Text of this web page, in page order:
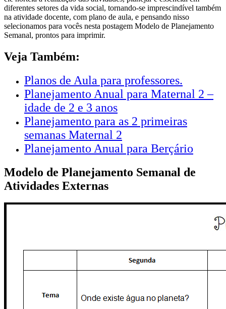
diferentes setores da vida social, tornando-se imprescindível também
na atividade docente, com plano de aula, e pensando nisso
selecionamos para vocês nesta postagem Modelo de Planejamento
Semanal, prontos para imprimir.
Veja Também:
Planos de Aula para professores.
Planejamento Anual para Maternal 2 –
idade de 2 e 3 anos
Planejamento para as 2 primeiras
semanas Maternal 2
Planejamento Anual para Berçário
Modelo de Planejamento Semanal de
Atividades Externas